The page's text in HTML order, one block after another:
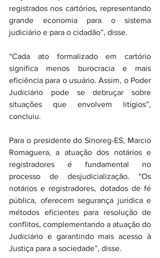
registrados nos cartórios, representando
grande economia para o sistema
judiciário e para o cidadão”, disse.
“Cada ato formalizado em cartório
significa menos burocracia e mais
eficiência para o usuário. Assim, o Poder
Judiciário pode se debruçar sobre
situações que envolvem litígios”,
concluiu.
Para o presidente do Sinoreg-ES, Marcio
Romaguera, a atuação dos notários e
registradores é fundamental no
processo de desjudicialização. “Os
notários e registradores, dotados de fé
pública, oferecem segurança jurídica e
métodos eficientes para resolução de
conflitos, complementando a atuação do
Judiciário e garantindo mais acesso à
Justiça para a sociedade”, disse.